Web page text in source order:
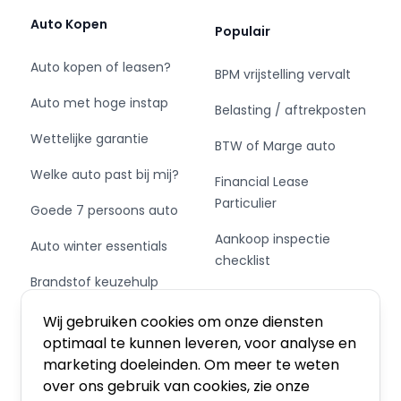
Wij gebruiken cookies om onze diensten
optimaal te kunnen leveren, voor analyse en
marketing doeleinden. Om meer te weten
over ons gebruik van cookies, zie onze
afwerking
comfort tijdens koude dagen
✅ Adaptieve driekamer-luchtvering –
uitzonderlijk comfort én dynamiek
✅ Vierwielbesturing – extra wendbaarheid en
✅ Geluidsisolerend akoestisch glas – minimale
wind- en bandengeluiden
en ruimtelijk gevoel
✅ Automatische climate control met separate
regeling achter – individueel comfort
✅ Interieurvoorverwarming – comfortabele
cabine vóór vertrek
✅ Keyless Entry & Keyless Start – extra
gebruiksgemak
Auto Kopen
Auto kopen of leasen?
Auto met hoge instap
Wettelijke garantie
Welke auto past bij mij?
Goede 7 persoons auto
Auto winter essentials
Brandstof keuzehulp
Schakel of automaat?
Populair
BPM vrijstelling vervalt
Belasting / aftrekposten
BTW of Marge auto
Financial Lease
Particulier
Aankoop inspectie
checklist
Private Leasen,
Financieren of Kopen?